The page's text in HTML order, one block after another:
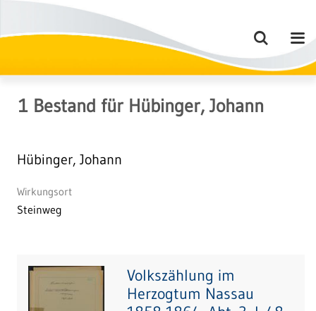
1 Bestand für Hübinger, Johann
Hübinger, Johann
Wirkungsort
Steinweg
Volkszählung im
Herzogtum Nassau